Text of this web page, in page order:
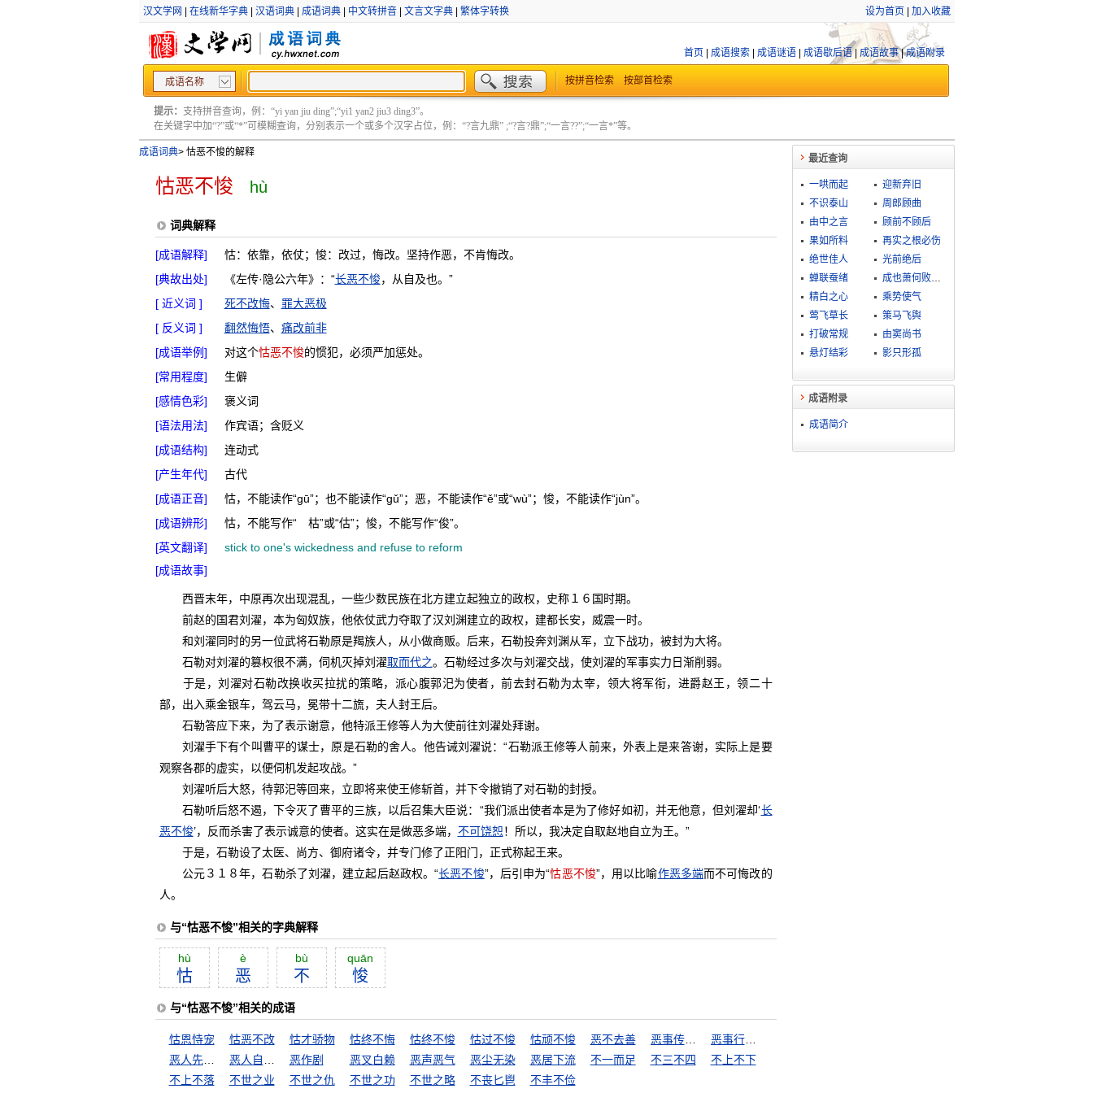
汉文学网 在线新华字典| 汉语词典| 成语词典| 中文转拼音| 文言文字典| 繁体字转换 设为首页 加入收藏
首页 成语搜索| 成语谜语| 成语歇后语| 成语故事|成语附录
成语名称 按拼音检索 按部首检索
提示： 支持拼音查询，例：“yi yan jiu ding”;“yi1 yan2 jiu3 ding3”。
在关键字中加“?”或“*”可模糊查询，分别表示一个或多个汉字占位，例：“?言九鼎” ;“?言?鼎”;“一言??”;“一言*”等。
成语词典>怙恶不悛的解释
怙恶不悛 hù
词典解释
[成语解释]
怙：依靠，依仗；悛：改过，悔改。坚持作恶，不肯悔改。
[典故出处]
《左传·隐公六年》：“长恶不悛，从自及也。”
[ 近义词 ]
死不改悔、 罪大恶极
[ 反义词 ]
翻然悔悟、 痛改前非
[成语举例]
对这个怙恶不悛的惯犯，必须严加惩处。
[常用程度]
生僻
[感情色彩]
褒义词
[语法用法]
作宾语；含贬义
[成语结构]
连动式
[产生年代]
古代
[成语正音]
怙，不能读作“ɡū”；也不能读作“ɡǔ”；恶，不能读作“ě”或“wù”；悛，不能读作“jùn”。
[成语辨形]
怙，不能写作“ 枯”或“估”；悛，不能写作“俊”。
[英文翻译]
stick to one's wickedness and refuse to reform
[成语故事]
西晋末年，中原再次出现混乱，一些少数民族在北方建立起独立的政权，史称１６国时期。
前赵的国君刘濯，本为匈奴族，他依仗武力夺取了汉刘渊建立的政权，建都长安，威震一时。
和刘濯同时的另一位武将石勒原是羯族人，从小做商贩。后来，石勒投奔刘渊从军，立下战功，被封为大将。
石勒对刘濯的篡权很不满，伺机灭掉刘濯取而代之。石勒经过多次与刘濯交战，使刘濯的军事实力日渐削弱。
于是，刘濯对石勒改换收买拉扰的策略，派心腹郭汜为使者，前去封石勒为太宰，领大将军衔，进爵赵王，领二十
部，出入乘金银车，驾云马，冕带十二旒，夫人封王后。
石勒答应下来，为了表示谢意，他特派王修等人为大使前往刘濯处拜谢。
刘濯手下有个叫曹平的谋士，原是石勒的舍人。他告诫刘濯说：“石勒派王修等人前来，外表上是来答谢，实际上是要
观察各郡的虚实，以便伺机发起攻战。”
刘濯听后大怒，待郭汜等回来，立即将来使王修斩首，并下令撤销了对石勒的封授。
石勒听后怒不遏，下令灭了曹平的三族，以后召集大臣说：“我们派出使者本是为了修好如初，并无他意，但刘濯却‘长
恶不悛’，反而杀害了表示诚意的使者。这实在是做恶多端， 不可饶恕！所以，我决定自取赵地自立为王。”
于是，石勒设了太医、尚方、御府诸令，并专门修了正阳门，正式称起王来。
公元３１８年，石勒杀了刘濯，建立起后赵政权。“长恶不悛”，后引申为“怙恶不悛”，用以比喻作恶多端而不可悔改的
人。
与“怙恶不悛”相关的字典解释
hù
怙
è
恶
bù
不
quān
悛
与“怙恶不悛”相关的成语
怙恩恃宠 怙恶不改 怙才骄物 怙终不悔 怙终不悛 怙过不悛 怙顽不悛 恶不去善 恶事传千里
恶事行千里
恶人先告状
恶作剧 恶叉白赖 恶声恶气 恶尘无染 恶居下流 不一而足 不三不四
不上不下
不上不落
不世之业 不世之仇 不世之功 不世之略 不丧匕鬯 不丰不俭
最近查询
一哄而起
迎新弃旧
不识泰山
周郎顾曲
由中之言
顾前不顾后
果如所料
再实之根必伤
绝世佳人
光前绝后
蝉联蚕绪
成也萧何败萧何
精白之心
乘势使气
莺飞草长
策马飞舆
打破常规
由窦尚书
悬灯结彩
影只形孤
成语附录
成语简介